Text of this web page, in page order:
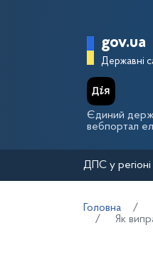
gov.ua
Державні
Єдиний
вебпортал
ДПС у регіоні
Головна
Як